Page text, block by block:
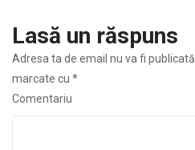
Lasă un răspuns
Adresa ta de email nu va fi publicată.
marcate cu *
Comentariu